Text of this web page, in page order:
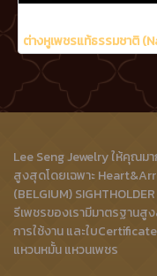
Lee Seng Jewelry ให้คุณ
สูงสุดโดยเฉพาะ
(BELGIUM)
รีเพชรของเรามีมาตรฐาน
การใช้งาน และใบ
แหวนหมั้น แหวนเพชร